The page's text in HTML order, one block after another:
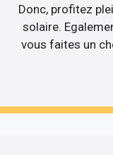
Donc, profitez
solaire.
vous faites un